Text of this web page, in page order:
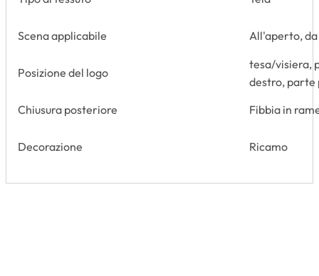
Scena applicabile All'aperto,
Posizione del logo
tesa/visiera,
destro, parte
Chiusura posteriore
Fibbia in
Decorazione Ricamo